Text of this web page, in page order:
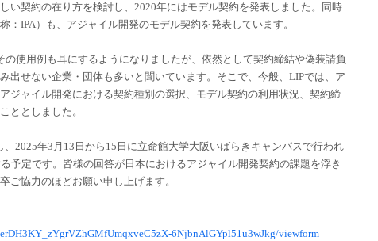
い契約の在り方を検討し、2020年にはモデル契約を発表しました。同時
：IPA）も、アジャイル開発のモデル契約を発表しています。
使用例も耳にするようになりましたが、依然として契約締結や偽装請負
出せない企業・団体も多いと聞いています。そこで、今般、LIPでは、ア
ジャイル開発における契約種別の選択、モデル契約の利用状況、契約締
ととしました。
2025年3月13日から15日に立命館大学大阪いばらきキャンパスで行われ
予定です。皆様の回答が日本におけるアジャイル開発契約の課題を浮き
ご協力のほどお願い申し上げます。
6NjbnAlGYpl51u3wJkg/viewform